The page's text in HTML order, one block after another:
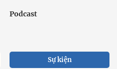
Podcast
Sự kiện